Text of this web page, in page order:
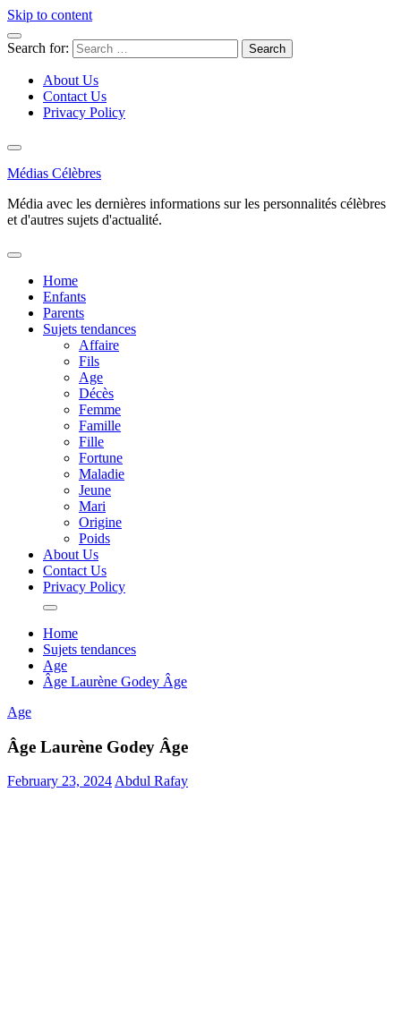
Skip to content
Search for:
About Us
Contact Us
Privacy Policy
Médias Célèbres
Média avec les dernières informations sur les personnalités célèbres
et d'autres sujets d'actualité.
Home
Enfants
Parents
Sujets tendances
Affaire
Fils
Age
Décès
Femme
Famille
Fille
Fortune
Maladie
Jeune
Mari
Origine
Poids
About Us
Contact Us
Privacy Policy
Home
Sujets tendances
Age
Âge Laurène Godey Âge
Age
Âge Laurène Godey Âge
February 23, 2024Abdul Rafay